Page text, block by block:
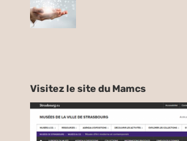
Visitez le site du Mamcs